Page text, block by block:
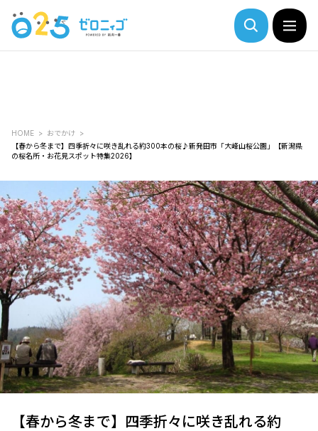
HOME
おでかけ
【春から冬まで】四季折々に咲き乱れる約300本の桜♪新発田市「大峰山桜公園」【新潟県
の桜名所・お花見スポット特集2026】
【春から冬まで】四季折々に咲き乱れる約